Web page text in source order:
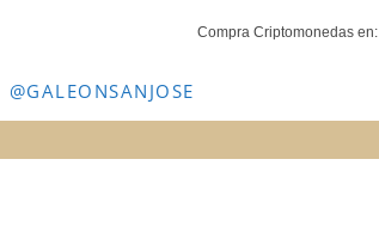
Compra Criptomonedas en:
@GALEONSANJOSE